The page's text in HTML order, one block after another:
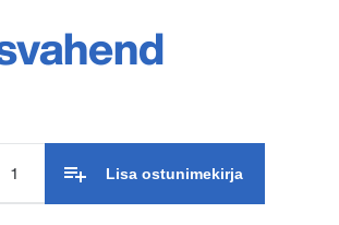
Lisa ostunimekirja